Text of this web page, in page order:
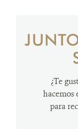
¿Te
hacemos
para